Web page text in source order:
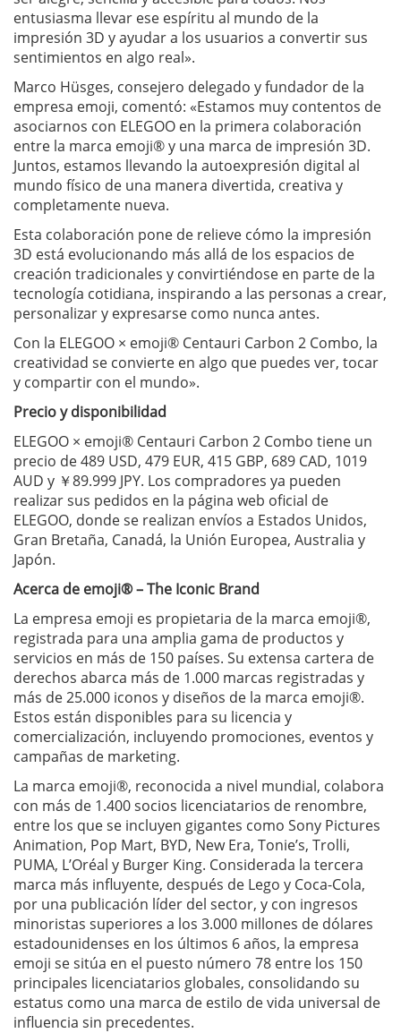
entusiasma llevar ese espíritu al mundo de la
impresión 3D y ayudar a los usuarios a convertir sus
sentimientos en algo real».
Marco Hüsges, consejero delegado y fundador de la
empresa emoji, comentó: «Estamos muy contentos de
asociarnos con ELEGOO en la primera colaboración
entre la marca emoji® y una marca de impresión 3D.
Juntos, estamos llevando la autoexpresión digital al
mundo físico de una manera divertida, creativa y
completamente nueva.
Esta colaboración pone de relieve cómo la impresión
3D está evolucionando más allá de los espacios de
creación tradicionales y convirtiéndose en parte de la
tecnología cotidiana, inspirando a las personas a crear,
personalizar y expresarse como nunca antes.
Con la ELEGOO × emoji® Centauri Carbon 2 Combo, la
creatividad se convierte en algo que puedes ver, tocar
y compartir con el mundo».
Precio y disponibilidad
ELEGOO × emoji® Centauri Carbon 2 Combo tiene un
precio de 489 USD, 479 EUR, 415 GBP, 689 CAD, 1019
AUD y ￥89.999 JPY. Los compradores ya pueden
realizar sus pedidos en la página web oficial de
ELEGOO, donde se realizan envíos a Estados Unidos,
Gran Bretaña, Canadá, la Unión Europea, Australia y
Japón.
Acerca de emoji® – The Iconic Brand
La empresa emoji es propietaria de la marca emoji®,
registrada para una amplia gama de productos y
servicios en más de 150 países. Su extensa cartera de
derechos abarca más de 1.000 marcas registradas y
más de 25.000 iconos y diseños de la marca emoji®.
Estos están disponibles para su licencia y
comercialización, incluyendo promociones, eventos y
campañas de marketing.
La marca emoji®, reconocida a nivel mundial, colabora
con más de 1.400 socios licenciatarios de renombre,
entre los que se incluyen gigantes como Sony Pictures
Animation, Pop Mart, BYD, New Era, Tonie’s, Trolli,
PUMA, L’Oréal y Burger King. Considerada la tercera
marca más influyente, después de Lego y Coca-Cola,
por una publicación líder del sector, y con ingresos
minoristas superiores a los 3.000 millones de dólares
estadounidenses en los últimos 6 años, la empresa
emoji se sitúa en el puesto número 78 entre los 150
principales licenciatarios globales, consolidando su
estatus como una marca de estilo de vida universal de
influencia sin precedentes.